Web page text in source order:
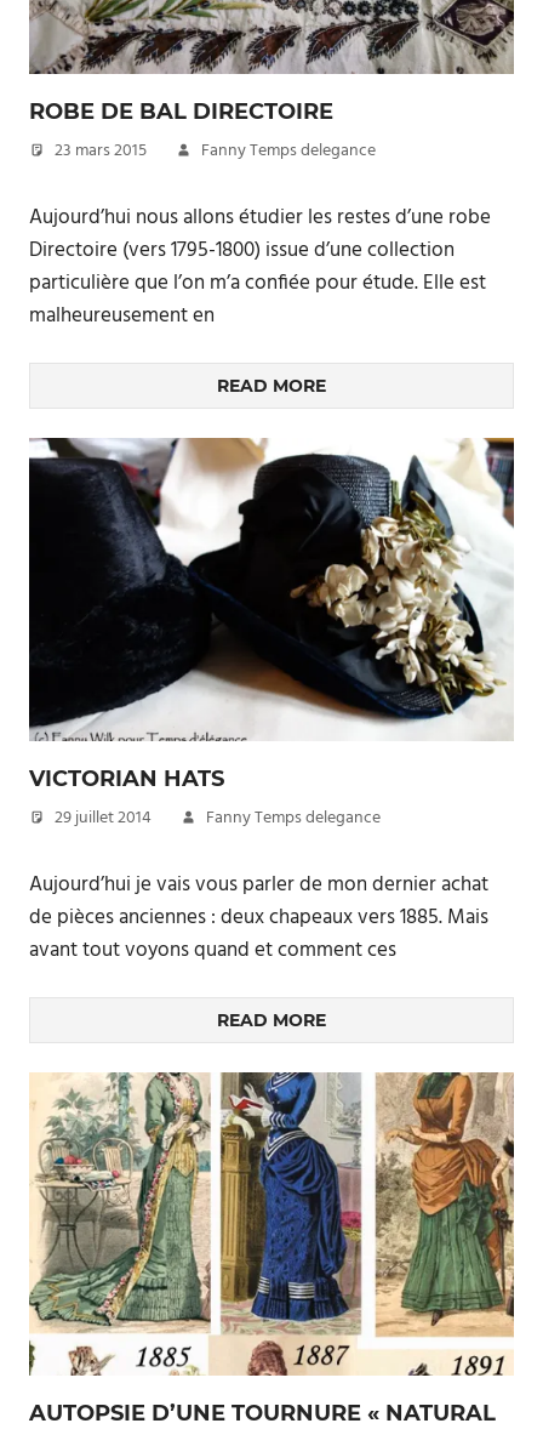
ROBE DE BAL DIRECTOIRE
23 mars 2015 Fanny Temps delegance
Aujourd’hui nous allons étudier les restes d’une robe
Directoire (vers 1795-1800) issue d’une collection
particulière que l’on m’a confiée pour étude. Elle est
malheureusement en
READ MORE
VICTORIAN HATS
29 juillet 2014 Fanny Temps delegance
Aujourd’hui je vais vous parler de mon dernier achat
de pièces anciennes : deux chapeaux vers 1885. Mais
avant tout voyons quand et comment ces
READ MORE
AUTOPSIE D’UNE TOURNURE « NATURAL